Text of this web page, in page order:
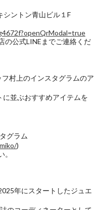
シントン青山ビル１F
の公式LINEまでご連絡くだ
村上のインスタグラムのア
に並ぶおすすめアイテムを
グラム
)
年にスタートしたジュエ